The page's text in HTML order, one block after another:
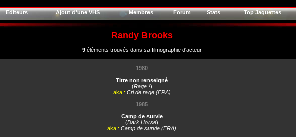
Editeurs Ajout d'une VHS Membres Forum Stats Top Jaquettes
Randy Brooks
9éléments trouvés dans sa filmographie d'acteur
1980____________________
Titre non renseigné
(Rage !)
aka : Cri de rage (FRA)
1985____________________
Camp de survie
(Dark Horse)
aka : Camp de survie (FRA)